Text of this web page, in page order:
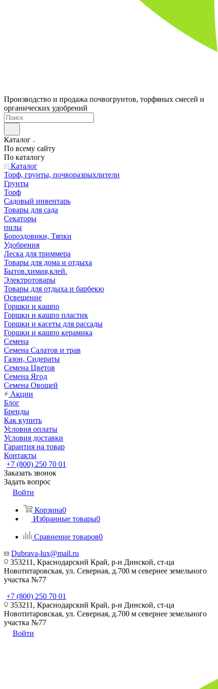
Производство и продажа почвогрунтов, торфяных смесей и
органических удобрений
Каталог
По всему сайту
По каталогу
Каталог
Торф, грунты, почворазрыхлители
Грунты
Торф
Садовый инвентарь
Товары для сада
Секаторы
пилы
Бороздовики, Тяпки
Удобрения
Леска для триммера
Товары для дома и отдыха
Бытов.химия,клей.
Электротовары
Товары для отдыха и барбекю
Освещение
Горшки и кашпо
Горшки и кашпо пластик
Горшки и касеты для рассады
Горшки и кашпо керамика
Семена
Семена Салатов и трав
Газон, Сидераты
Семена Цветов
Семена Ягод
Семена Овощей
Акции
Блог
Бренды
Как купить
Условия оплаты
Условия доставки
Гарантия на товар
Контакты
+7 (800) 250 70 01
Заказать звонок
Задать вопрос
Войти
Корзина0
Избранные товары0
Сравнение товаров0
Dubrava-lux@mail.ru
353211, Краснодарский Край, р-н Динской, ст-ца
Новотитаровская, ул. Северная, д.700 м севернее земельного
участка №77
+7 (800) 250 70 01
353211, Краснодарский Край, р-н Динской, ст-ца
Новотитаровская, ул. Северная, д.700 м севернее земельного
участка №77
Войти